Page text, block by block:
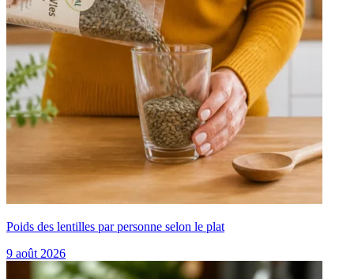
Poids des lentilles par personne selon le plat
9 août 2026